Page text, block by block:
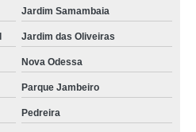
Jardim Samambaia
Jardim das Oliveiras
Nova Odessa
Parque Jambeiro
Pedreira